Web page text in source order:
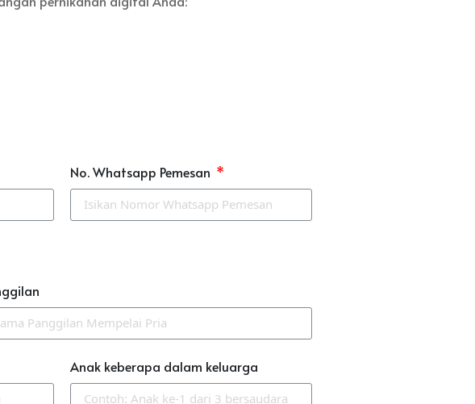
No. Whatsapp Pemesan
Anak keberapa dalam keluarga